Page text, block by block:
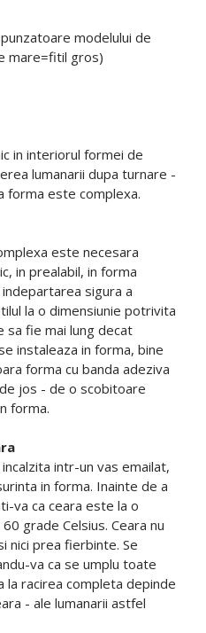
modelului de
mare=fitil gros)
in interiorul formei de
lumanarii dupa turnare -
forma este complexa.
este necesara
in prealabil, in forma
sigura a
la o dimensiunie potrivita
fie mai lung decat
instaleaza in forma, bine
forma cu banda adeziva
jos - de o scobitoare
forma.
intr-un vas emailat,
in forma. Inainte de a
va ca ceara este la o
grade Celsius. Ceara nu
nici prea fierbinte. Se
va ca se umplu toate
la racirea completa depinde
- ale lumanarii astfel